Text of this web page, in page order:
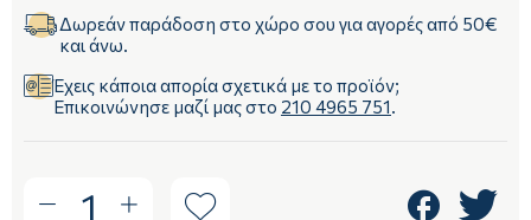
Δωρεάν παράδοση στο χώρο σου για αγορές από 50€
και άνω.
Έχεις κάποια απορία σχετικά με το προϊόν;
Επικοινώνησε μαζί μας στο 210 4965 751.
1